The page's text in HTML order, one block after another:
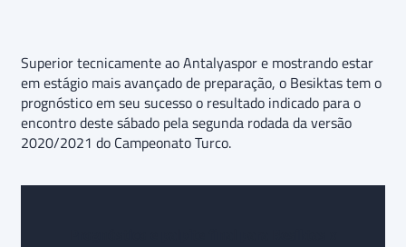
Superior tecnicamente ao Antalyaspor e mostrando estar
em estágio mais avançado de preparação, o Besiktas tem o
prognóstico em seu sucesso o resultado indicado para o
encontro deste sábado pela segunda rodada da versão
2020/2021 do Campeonato Turco.